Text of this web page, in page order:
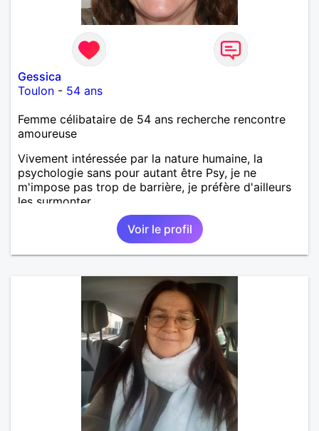
Gessica
Toulon - 54 ans
Femme célibataire de 54 ans recherche rencontre
amoureuse
Vivement intéressée par la nature humaine, la
psychologie sans pour autant être Psy, je ne
m'impose pas trop de barrière, je préfère d'ailleurs
les surmonter.
Voir le profil